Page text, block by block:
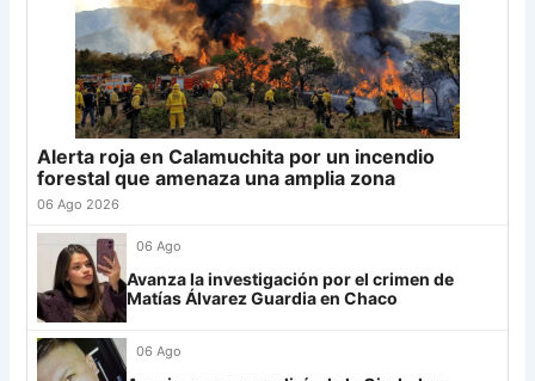
Palmeiras
Sporting Cristal
Junior
Grupo G
Mirassol
Lanús
Always Ready
Banfield 18 -2
Tigre 17 +2 20
Sarmiento 18 -9 19
Atl. Tucumán 18 -3 18
Newell's 18 -12 18
26 Platense 18 -6
27 Central Córdoba
28 Riestra
29 Aldosivi
30 Estudiantes RC 18 -21
Alerta roja en Calamuchita por un incendio
forestal que amenaza una amplia zona
06 Ago 2026
06 Ago
Avanza la investigación por el crimen de
Matías Álvarez Guardia en Chaco
06 Ago